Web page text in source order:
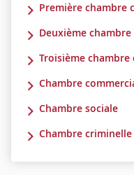
Première chambre
Deuxième
Troisième chambre
Chambre
Chambre sociale
Chambre criminelle